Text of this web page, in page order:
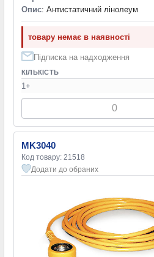
Опис: Антистатичний лінолеум
товару немає в наявності
Підписка на надходження
КІЛЬКІСТЬ
1+
MK3040
Код товару: 21518
Додати до обраних